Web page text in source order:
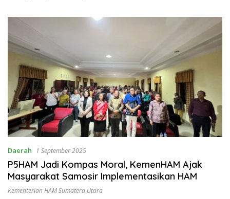
Daerah 1 September 2025
P5HAM Jadi Kompas Moral, KemenHAM Ajak
Masyarakat Samosir Implementasikan HAM
Kementerian HAM Sumatera Utara